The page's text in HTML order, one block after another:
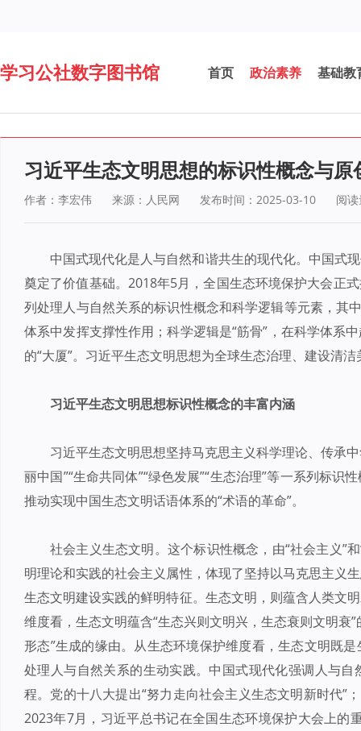
学习公社数字图书馆 首页 政治素养 基础教
习近平生态文明思想的标识性概念与原
作者：李宏伟 来源：人民网 发布时间：2025-03-10 阅
中国式现代化是人与自然和谐共生的现代化。中国式
奠定了价值基础。2018年5月，全国生态环境保护大会正
列处理人与自然关系的标识性概念和科学逻辑等元素，其
体系中发挥支撑性作用；科学逻辑是“筋骨”，在科学体系
的“大厦”。习近平生态文明思想为全球生态治理、建设清
习近平生态文明思想标识性概念的丰富内涵
习近平生态文明思想坚持马克思主义科学理论、传承
丽中国”“生命共同体”“绿色发展”“生态治理”等一系列标
推动实现中国生态文明话语体系的“术语的革命”。
社会主义生态文明。这个标识性概念，由“社会主义”
明理论和实践的社会主义属性，体现了坚持以马克思主义
生态文明建设实践的鲜明特征。生态文明，则蕴含人类文
维度看，生态文明蕴含“生态兴则文明兴，生态衰则文明衰
形态”生成的缘由。从生态环境保护维度看，生态文明既
处理人与自然关系的生动实践。中国式现代化强调人与
程。党的十八大提出“努力走向社会主义生态文明新时代”
2023年7月，习近平总书记在全国生态环境保护大会上的